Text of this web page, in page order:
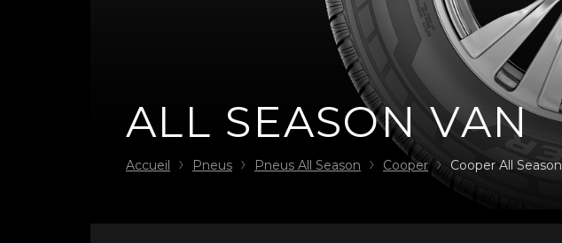
ALL SEASON VAN
Accueil Pneus Pneus All Season Cooper Cooper All Season